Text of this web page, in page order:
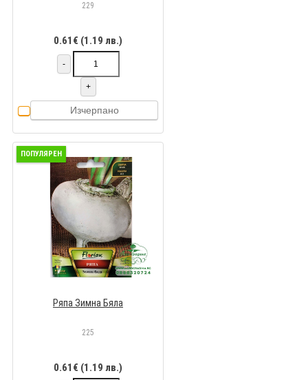
229
0.61€ (1.19 лв.)
-
+
Изчерпано
ПОПУЛЯРЕН
Ряпа Зимна Бяла
225
0.61€ (1.19 лв.)